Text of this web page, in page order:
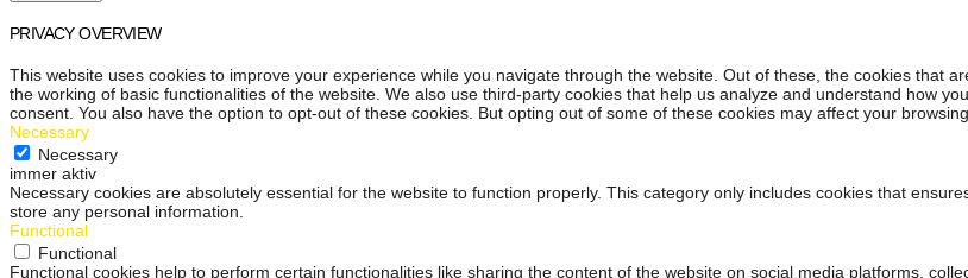
PRIVACY OVERVIEW
This website uses cookies to improve your experience while you navigate through the website. Out of these, the cookies that
the working of basic functionalities of the website. We also use third-party cookies that help us analyze and understand how
consent. You also have the option to opt-out of these cookies. But opting out of some of these cookies may affect your
Necessary
Necessary
immer aktiv
Necessary cookies are absolutely essential for the website to function properly. This category only includes cookies that
store any personal information.
Functional
Functional
Functional cookies help to perform certain functionalities like sharing the content of the website on social media platforms,